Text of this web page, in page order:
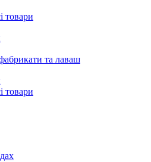
товари
та лаваш
товари